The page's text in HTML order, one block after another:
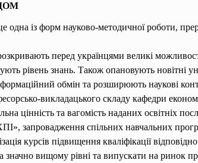
одна із форм науково-методичної роботи,
перед українцями великі
рівень знань. Також опановують новітні
обмін та розширюють наукові
викладацького складу кафедри
цінність та вагомість наданих освітніх
запровадження спільних навчальних
курсів підвищення кваліфікації
значно вищому рівні та випускати на ринок